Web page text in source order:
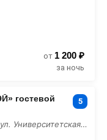
от 1 200 ₽
за ночь
гостевой
5
г. Горно-Алтайск, ул. Университетская, 9